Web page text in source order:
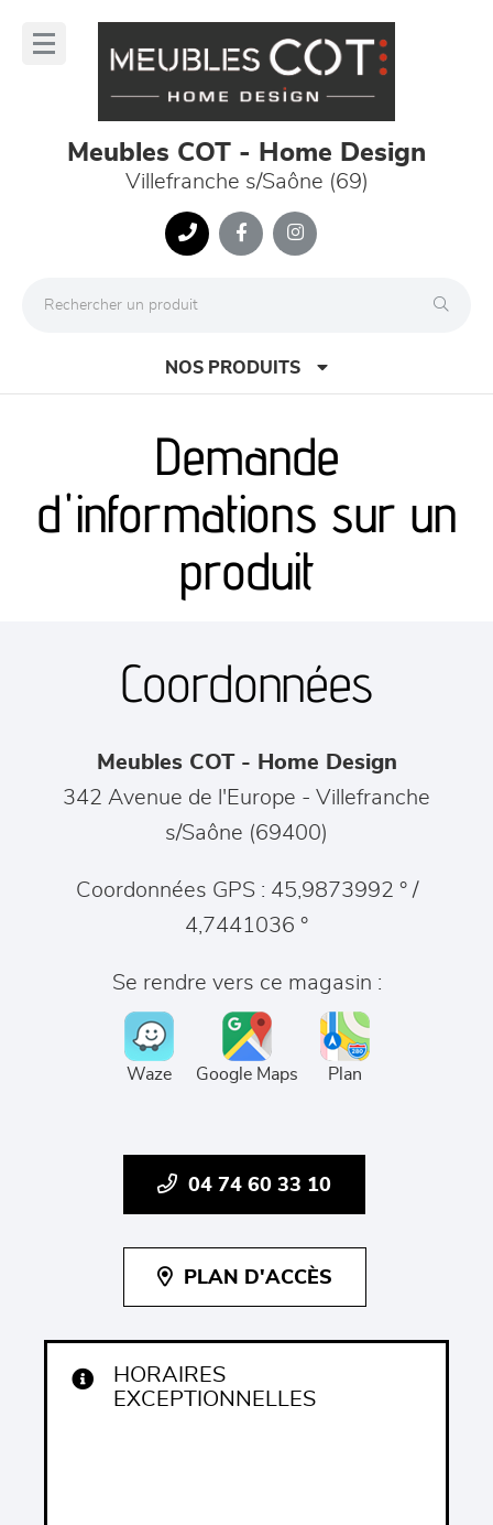
Meubles COT - Home Design
Villefranche s/Saône (69)
NOS PRODUITS
canapés et fauteuils
séjours
meubles de complément
chambres et dressing
décoration
Demande
d'informations sur un
produit
Coordonnées
Meubles COT - Home Design
342 Avenue de l'Europe - Villefranche
s/Saône (69400)
Coordonnées GPS : 45,9873992 ° /
4,7441036 °
Se rendre vers ce magasin :
Waze Google Maps Plan
04 74 60 33 10
PLAN D'ACCÈS
HORAIRES
EXCEPTIONNELLES